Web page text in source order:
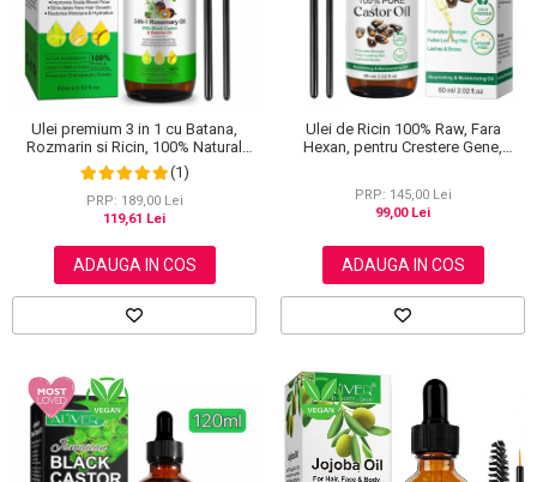
Ulei premium 3 in 1 cu Batana,
Rozmarin si Ricin, 100% Natural
pentru cresterea parului, tratarea
scalpului si pielii, Aliver 60 ml
(1)
PRP: 189,00 Lei
119,61 Lei
ADAUGA IN COS
Ulei de Ricin 100% Raw, Fara
Hexan, pentru Crestere Gene,
PRP: 145,00 Lei
99,00 Lei
ADAUGA IN COS